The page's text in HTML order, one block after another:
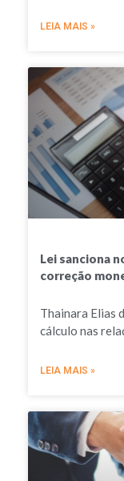
LEIA MAIS »
Lei sanciona
correção
Thainara Elias
cálculo nas
LEIA MAIS »